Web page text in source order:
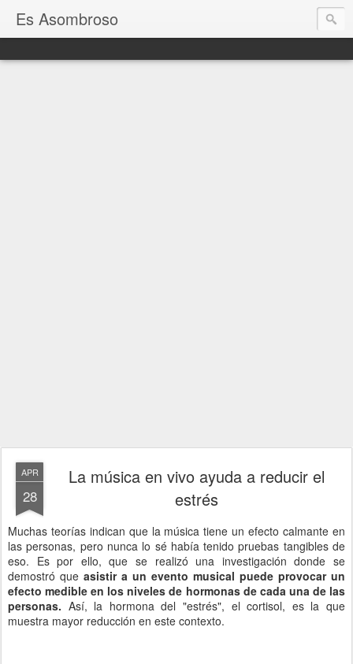
Es Asombroso
APR
28
La música en vivo ayuda a reducir el
estrés
Muchas teorías indican que la música tiene un efecto calmante en
las personas, pero nunca lo sé había tenido pruebas tangibles de
eso. Es por ello, que se realizó una investigación donde se
demostró que asistir a un evento musical puede provocar un
efecto medible en los niveles de hormonas de cada una de las
personas. Así, la hormona del "estrés", el cortisol, es la que
muestra mayor reducción en este contexto.